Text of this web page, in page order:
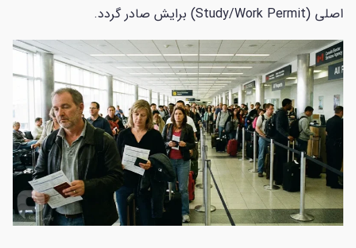
اصلی (Study/Work Permit) برایش صادر گردد.